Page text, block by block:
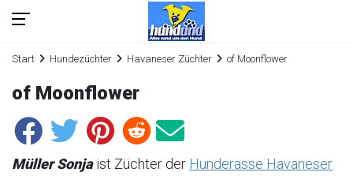
Start Hundezüchter Havaneser Züchter of Moonflower
of Moonflower
Müller Sonjaist Züchter der Hunderasse Havaneser